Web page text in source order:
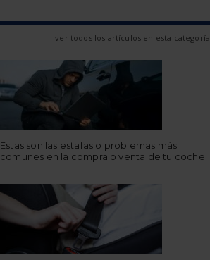
ver todos los artículos en esta categoría
Estas son las estafas o problemas más
comunes en la compra o venta de tu coche